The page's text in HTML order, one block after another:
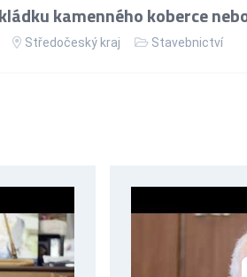
kamenného koberce
Středočeský kraj Stavebnictví